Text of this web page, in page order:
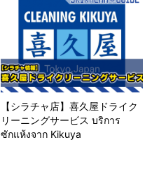
【シラチャ店】喜久屋ドライク
リーニングサービス บริการ
ซักแห้งจาก Kikuya